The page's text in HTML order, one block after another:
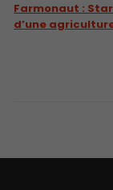
Farmonaut :
d’une